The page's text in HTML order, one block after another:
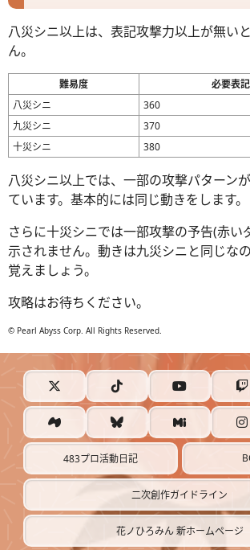
八災シニ以上は、表記攻撃力以上が無い
ん。
難易度
必要表
八災シニ
360
九災シニ
370
十災シニ
380
八災シニ以上では、一部の攻撃パターン
ています。基本的には同じ動きをします。
さらに十災シニでは一部攻撃の予告(赤い
示されません。動きは九災シニと同じな
覚えましょう。
攻略はお待ちください。
© Pearl Abyss Corp. All Rights Reserved.
483プロ活動日記
二次創作ガイドライン
花ノひろみん 新ホームページ